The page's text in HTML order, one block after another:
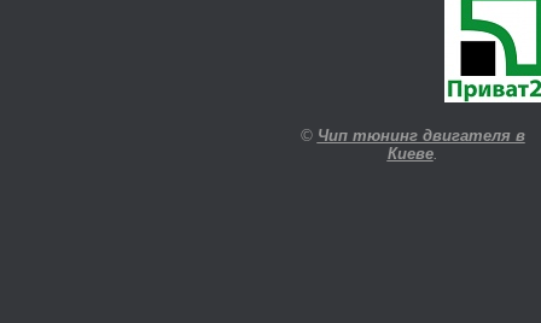
© Чип тюнинг двигателя в
Киеве.